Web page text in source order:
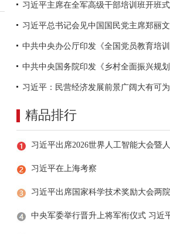
习近平总书记会见中国国民党主席郑丽文
精品排行
习近平在上海考察